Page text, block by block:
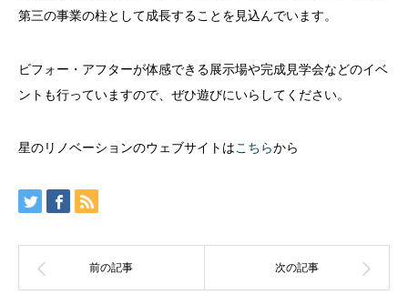
第三の事業の柱として成長することを見込んでいます。
ビフォー・アフターが体感できる展示場や完成見学会などのイベ
ントも行っていますので、ぜひ遊びにいらしてください。
星のリノベーションのウェブサイトはこちらから